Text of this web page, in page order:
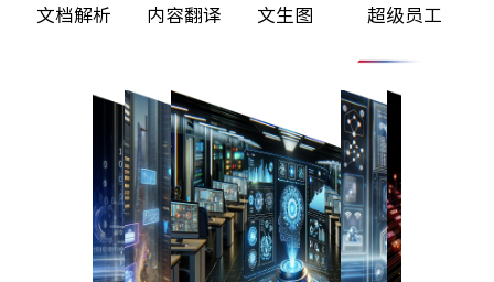
内容翻译 文生图 超级员工 智能客服